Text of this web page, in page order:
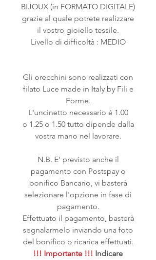
BIJOUX (in FORMATO DIGITALE)
grazie al quale potrete realizzare
il vostro gioiello tessile.
Livello di difficoltà : MEDIO
Gli orecchini sono realizzati con
filato Luce made in Italy by Fili e
Forme.
L'uncinetto necessario è 1.00
o 1.25 o 1.50 tutto dipende dalla
vostra mano nel lavorare.
N.B. E' previsto anche il
pagamento con Postspay o
bonifico Bancario, vi basterà
selezionare l'opzione in fase di
pagamento.
Effettuato il pagamento, basterà
segnalarmelo inviando una foto
del bonifico o ricarica effettuati.
!!! Importante !!! Indicare